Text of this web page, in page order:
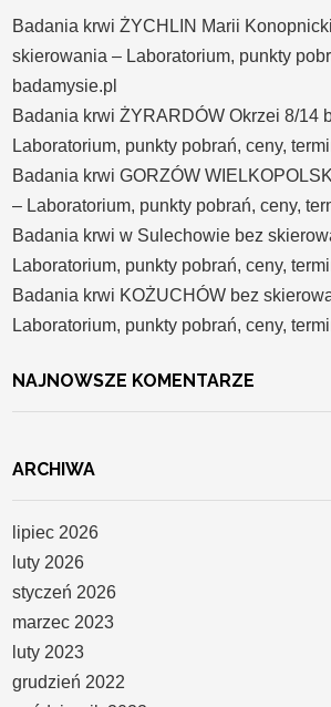
Badania krwi ŻYCHLIN Marii
skierowania – Laboratorium, punkty
badamysie.pl
Badania krwi ŻYRARDÓW Okrzei 8/14
Laboratorium, punkty pobrań, ceny,
Badania krwi GORZÓW
– Laboratorium, punkty pobrań, ceny,
Badania krwi w Sulechowie bez
Laboratorium, punkty pobrań, ceny,
Badania krwi KOŻUCHÓW bez
Laboratorium, punkty pobrań, ceny,
NAJNOWSZE KOMENTARZE
ARCHIWA
lipiec 2026
luty 2026
styczeń 2026
marzec 2023
luty 2023
grudzień 2022